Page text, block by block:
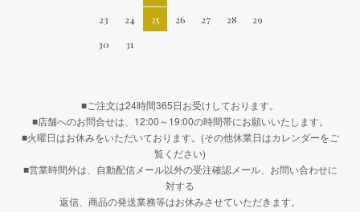
23
24 25 26 27 28
29
30
31
■ご注文は24時間365日お受けしております。
■店舗へのお問合せは、12:00～19:00の時間帯にお願いいたします。
■火曜日はお休みをいただいております。(その他休業日はカレンダーをご
覧ください)
■営業時間外は、自動配信メール以外の受注確認メール、お問い合わせに
対する
返信、商品の発送業務等はお休みさせていただきます。